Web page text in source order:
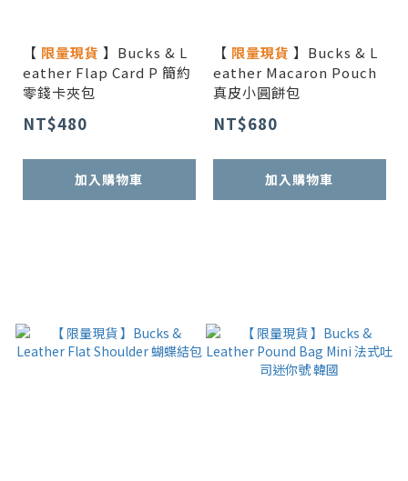
【 限量現貨 】Bucks & L
eather Flap Card P 簡約
零錢卡夾包
NT$480
加入購物車
【 限量現貨 】Bucks & L
eather Macaron Pouch
真皮小圓餅包
NT$680
加入購物車